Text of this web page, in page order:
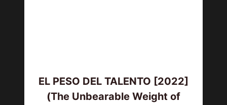
EL PESO DEL TALENTO [2022]
(The Unbearable Weight of